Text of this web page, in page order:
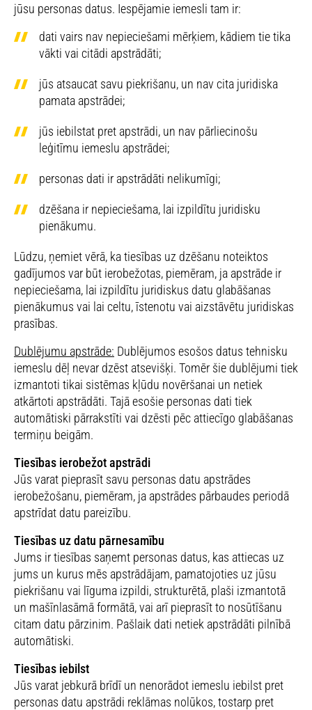
jūsu personas datus. Iespējamie iemesli tam ir:
dati vairs nav nepieciešami mērķiem, kādiem tie tika
vākti vai citādi apstrādāti;
jūs atsaucat savu piekrišanu, un nav cita juridiska
pamata apstrādei;
jūs iebilstat pret apstrādi, un nav pārliecinošu
leģitīmu iemeslu apstrādei;
personas dati ir apstrādāti nelikumīgi;
dzēšana ir nepieciešama, lai izpildītu juridisku
pienākumu.
Lūdzu, ņemiet vērā, ka tiesības uz dzēšanu noteiktos
gadījumos var būt ierobežotas, piemēram, ja apstrāde ir
nepieciešama, lai izpildītu juridiskus datu glabāšanas
pienākumus vai lai celtu, īstenotu vai aizstāvētu juridiskas
prasības.
Dublējumu apstrāde: Dublējumos esošos datus tehnisku
iemeslu dēļ nevar dzēst atsevišķi. Tomēr šie dublējumi tiek
izmantoti tikai sistēmas kļūdu novēršanai un netiek
atkārtoti apstrādāti. Tajā esošie personas dati tiek
automātiski pārrakstīti vai dzēsti pēc attiecīgo glabāšanas
termiņu beigām.
Tiesības ierobežot apstrādi
Jūs varat pieprasīt savu personas datu apstrādes
ierobežošanu, piemēram, ja apstrādes pārbaudes periodā
apstrīdat datu pareizību.
Tiesības uz datu pārnesamību
Jums ir tiesības saņemt personas datus, kas attiecas uz
jums un kurus mēs apstrādājam, pamatojoties uz jūsu
piekrišanu vai līguma izpildi, strukturētā, plaši izmantotā
un mašīnlasāmā formātā, vai arī pieprasīt to nosūtīšanu
citam datu pārzinim. Pašlaik dati netiek apstrādāti pilnībā
automātiski.
Tiesības iebilst
Jūs varat jebkurā brīdī un nenorādot iemeslu iebilst pret
personas datu apstrādi reklāmas nolūkos, tostarp pret